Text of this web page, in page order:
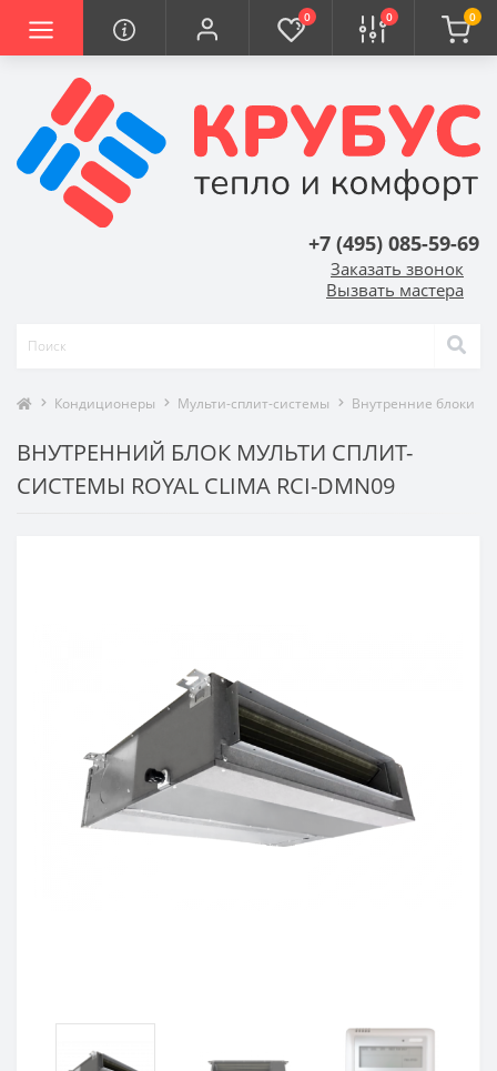
0 0 0
+7 (495) 085-59-69
Заказать звонок
Вызвать мастера
Кондиционеры Мульти-сплит-системы Внутренние блоки
ВНУТРЕННИЙ БЛОК МУЛЬТИ СПЛИТ-
СИСТЕМЫ ROYAL CLIMA RCI-DMN09